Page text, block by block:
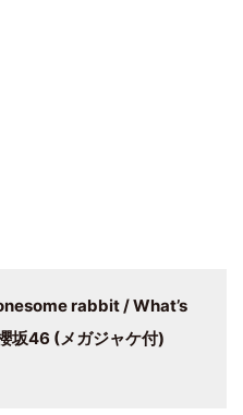
rabbit / What’s
坂46 (メガジャケ付)